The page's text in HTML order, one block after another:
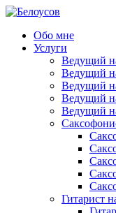
Обо мне
Услуги
Ведущий
Ведущий
Ведущий
Ведущий
Ведущий
Гитарист